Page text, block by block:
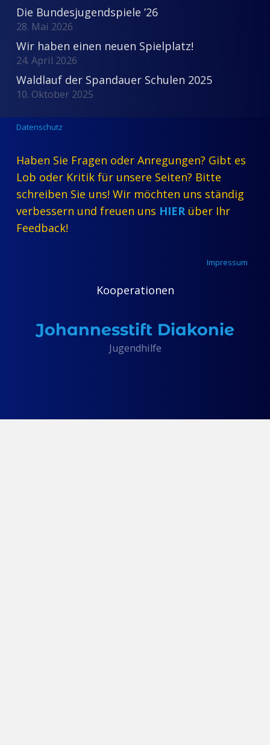
Die Bundesjugendspiele ’26
28. Mai 2026
Wir haben einen neuen Spielplatz!
24. April 2026
Waldlauf der Spandauer Schulen 2025
10. Oktober 2025
Datenschutz
Haben Sie Fragen oder Anregungen? Gibt es
Lob oder Kritik für unsere Seiten? Bitte
schreiben Sie uns! Wir möchten uns ständig
verbessern und freuen uns HIER über Ihr
Feedback!
Impressum
Kooperationen
Johannesstift Diakonie
Jugendhilfe